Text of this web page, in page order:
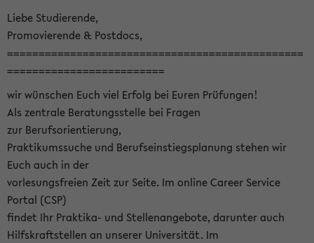
Liebe Studierende,
Promovierende & Postdocs,
===============================================
=========================
wir wünschen Euch viel Erfolg bei Euren Prüfungen!
Als zentrale Beratungsstelle bei Fragen
zur Berufsorientierung,
Praktikumssuche und Berufseinstiegsplanung stehen wir
Euch auch in der
vorlesungsfreien Zeit zur Seite. Im online Career Service
Portal (CSP)
findet Ihr Praktika- und Stellenangebote, darunter auch
Hilfskraftstellen an unserer Universität. Im